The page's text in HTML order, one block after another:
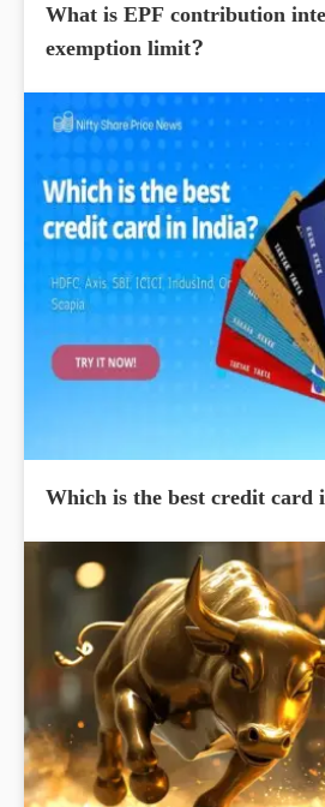
What is EPF contribution
exemption limit?
Which is the best credit card